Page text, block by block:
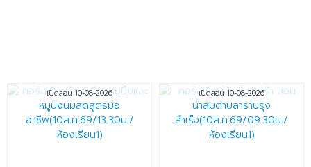
เปิดสอน 10-08-2026 เปิดสอน 10-08-2026